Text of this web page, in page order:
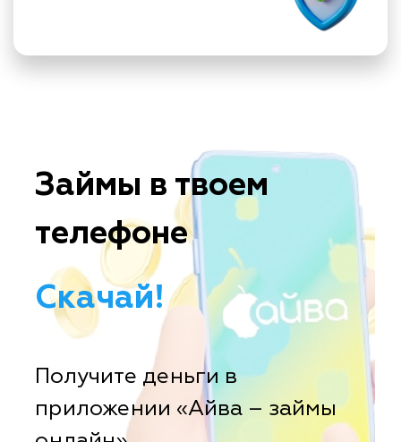
Займы в твоем
телефоне
Скачай!
Получите деньги в
приложении «Айва – займы